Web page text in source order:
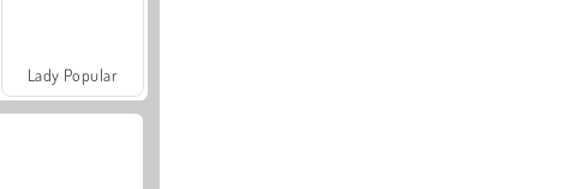
Lady Popular